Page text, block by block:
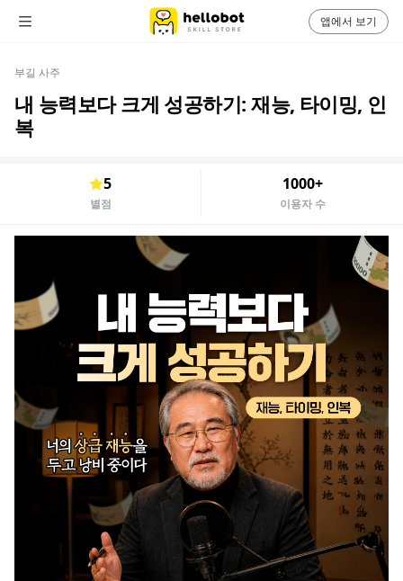
부길 사주
내 능력보다 크게 성공하기: 재능, 타이밍, 인
복
5
별점
1000+
이용자 수
앱에서 보기